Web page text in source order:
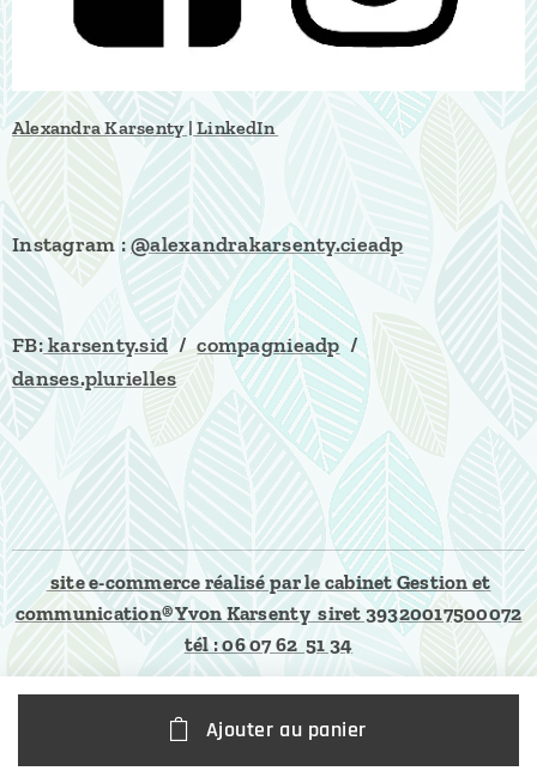
Ajouter au panier
Alexandra Karsenty | LinkedIn
Instagram :@alexandrakarsenty.cieadp
FB:karsenty.sid/compagnieadp/
danses.plurielles
site e-commerce réalisé par le cabinet Gestion et
communication® Yvon Karsenty siret 39320017500072
tél : 06 07 62 51 34